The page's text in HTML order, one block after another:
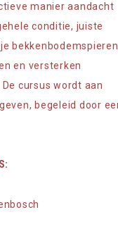
manier aandacht
conditie, juiste
bekkenbodemspieren
en versterken
cursus wordt aan
begeleid door